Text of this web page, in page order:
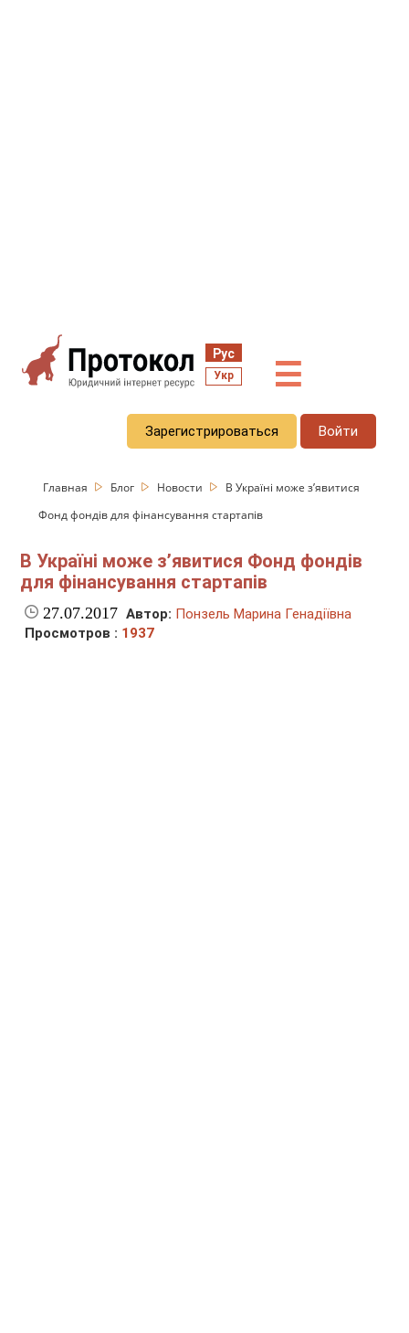
Рус
Укр ☰
Зарегистрироваться Войти
Главная Блог Новости
В Україні може з’явитися
Фонд фондів для фінансування стартапів
В Україні може з’явитися Фонд фондів
для фінансування стартапів
27.07.2017 Автор: Понзель Марина Генадіївна
Просмотров : 1937